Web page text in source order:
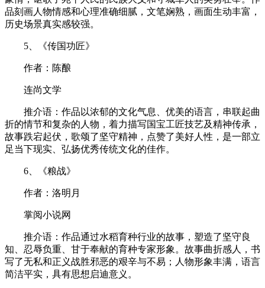
品刻画人物情感和心理准确细腻，文笔娴熟，画面生动丰富，
历史场景真实感较强。
5、《传国功匠》
作者：陈酿
连尚文学
推介语：作品以浓郁的文化气息、优美的语言，串联起曲
折的情节和复杂的人物，着力描写国宝工匠技艺及精神传承，
故事跌宕起伏，歌颂了坚守精神，点赞了美好人性，是一部立
足当下现实、弘扬优秀传统文化的佳作。
6、《粮战》
作者：洛明月
掌阅小说网
推介语：作品通过水稻育种行业的故事，塑造了坚守良
知、忍辱负重、甘于奉献的育种专家形象。故事曲折感人，书
写了无私和正义战胜邪恶的艰辛与不易；人物形象丰满，语言
简洁平实，具有思想启迪意义。